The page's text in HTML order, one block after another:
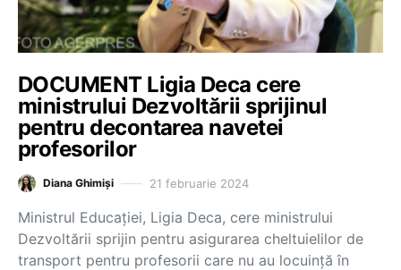
DOCUMENT Ligia Deca cere
ministrului Dezvoltării sprijinul
pentru decontarea navetei
profesorilor
Diana Ghimiși 21 februarie 2024
Ministrul Educației, Ligia Deca, cere ministrului
Dezvoltării sprijin pentru asigurarea cheltuielilor de
transport pentru profesorii care nu au locuință în